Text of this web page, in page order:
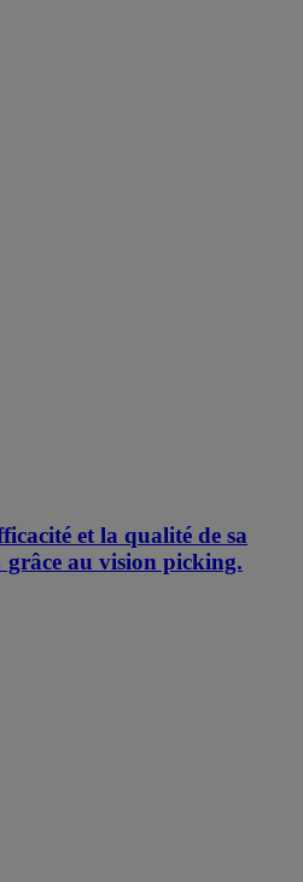
et la qualité de sa
grâce au vision picking.